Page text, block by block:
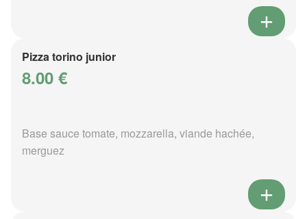
Pizza torino junior
8.00 €
Base sauce tomate, mozzarella, viande hachée,
merguez